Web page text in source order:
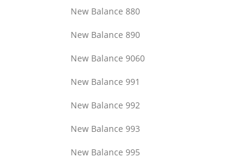
New Balance 880
New Balance 890
New Balance 9060
New Balance 991
New Balance 992
New Balance 993
New Balance 995